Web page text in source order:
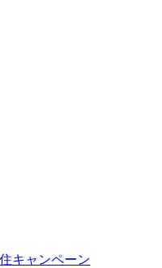
キャンペーン